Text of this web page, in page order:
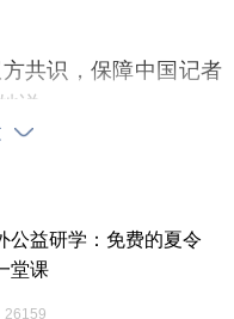
共识，保障中国记者
说。
【责任编辑：韩 婧】
公益研学：免费的夏令
堂课
26159